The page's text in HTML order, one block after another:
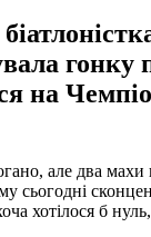
гонку
на
але два
сьогодні
хотілося б